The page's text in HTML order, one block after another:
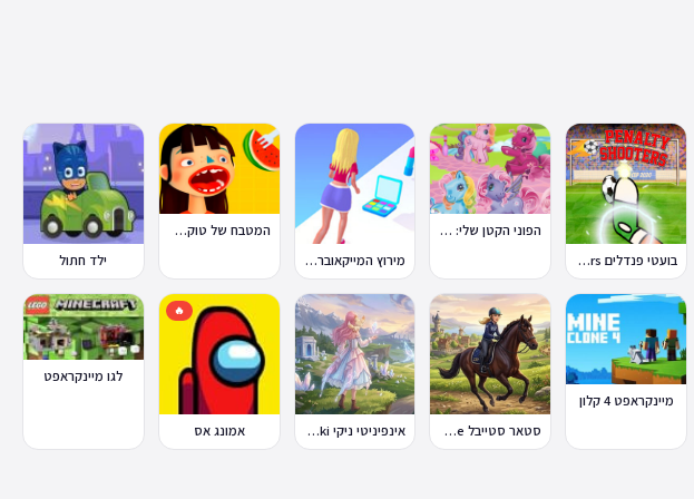
בועטי פנדלים Penalty Shooters
הפוני הקטן שלי: מסיבה בכפר
מירוץ המייקאובר Makeover Run
המטבח של טוקה בוקה
ילד חתול
מיינקראפט 4 קלון
סטאר סטייבל Star Stable Online
אינפיניטי ניקי Infinity Nikki
🔥
אמונג אס
לגו מיינקראפט